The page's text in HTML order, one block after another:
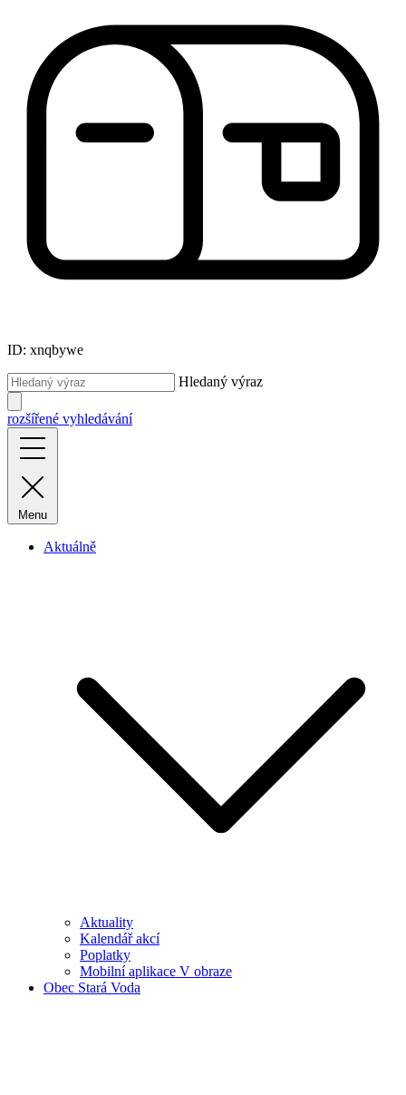
ID: xnqbywe
Hledaný výraz
rozšířené vyhledávání
Menu
Aktuálně
Aktuality
Kalendář akcí
Poplatky
Mobilní aplikace V obraze
Obec Stará Voda